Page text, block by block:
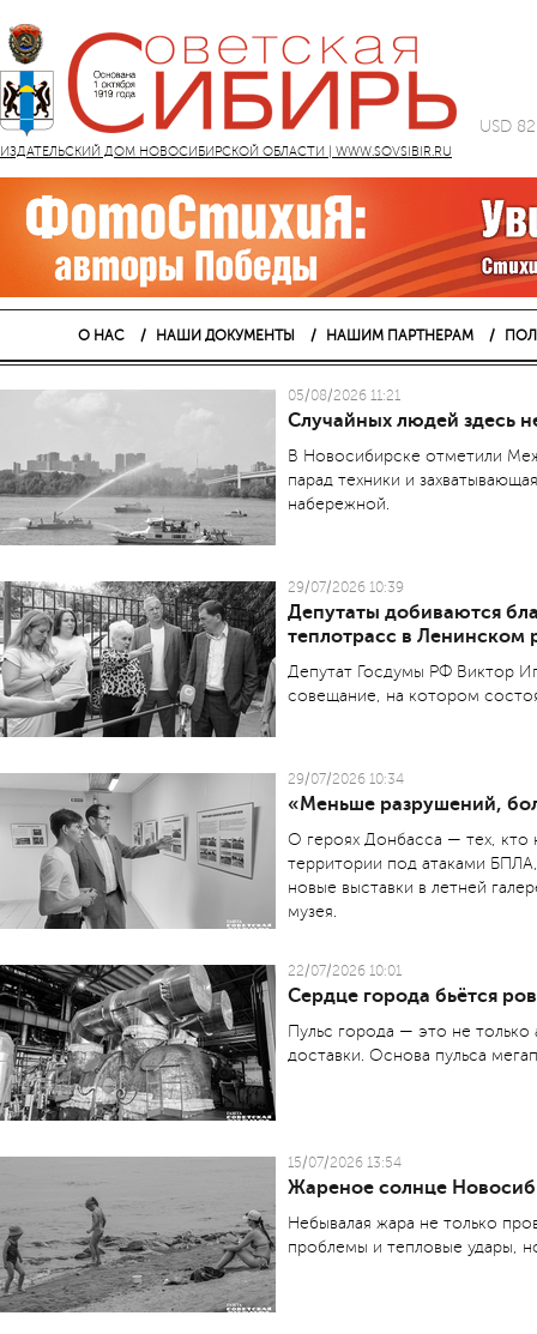
ИЗДАТЕЛЬСКИЙ ДОМ НОВОСИБИРСКОЙ ОБЛАСТИ | WWW.SOVSIBIR.RU
USD
О НАС НАШИ ДОКУМЕНТЫ НАШИМ ПАРТНЕРАМ
05/08/2026 11:21
Случайных людей здесь
В Новосибирске отметили
парад техники и
набережной.
29/07/2026 10:39
Депутаты добиваются
теплотрасс в Ленинском
Депутат Госдумы РФ Виктор
совещание, на котором
29/07/2026 10:34
«Меньше разрушений,
О героях Донбасса — тех, кто
территории под атаками
новые выставки в летней
музея.
22/07/2026 10:01
Сердце города бьётся
Пульс города — это не
доставки. Основа пульса
15/07/2026 13:54
Жареное солнце
Небывалая жара не только
проблемы и тепловые удары,